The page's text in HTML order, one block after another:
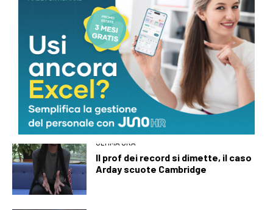
ULTIMI ARTICOLI
IMMEDIAPRESS
KANEBO selects Eastman Cristal™
One IM812 for luxury overcap
packaging
ULTIMA ORA
Il prof dei record si dimette, il caso
Arday scuote Cambridge